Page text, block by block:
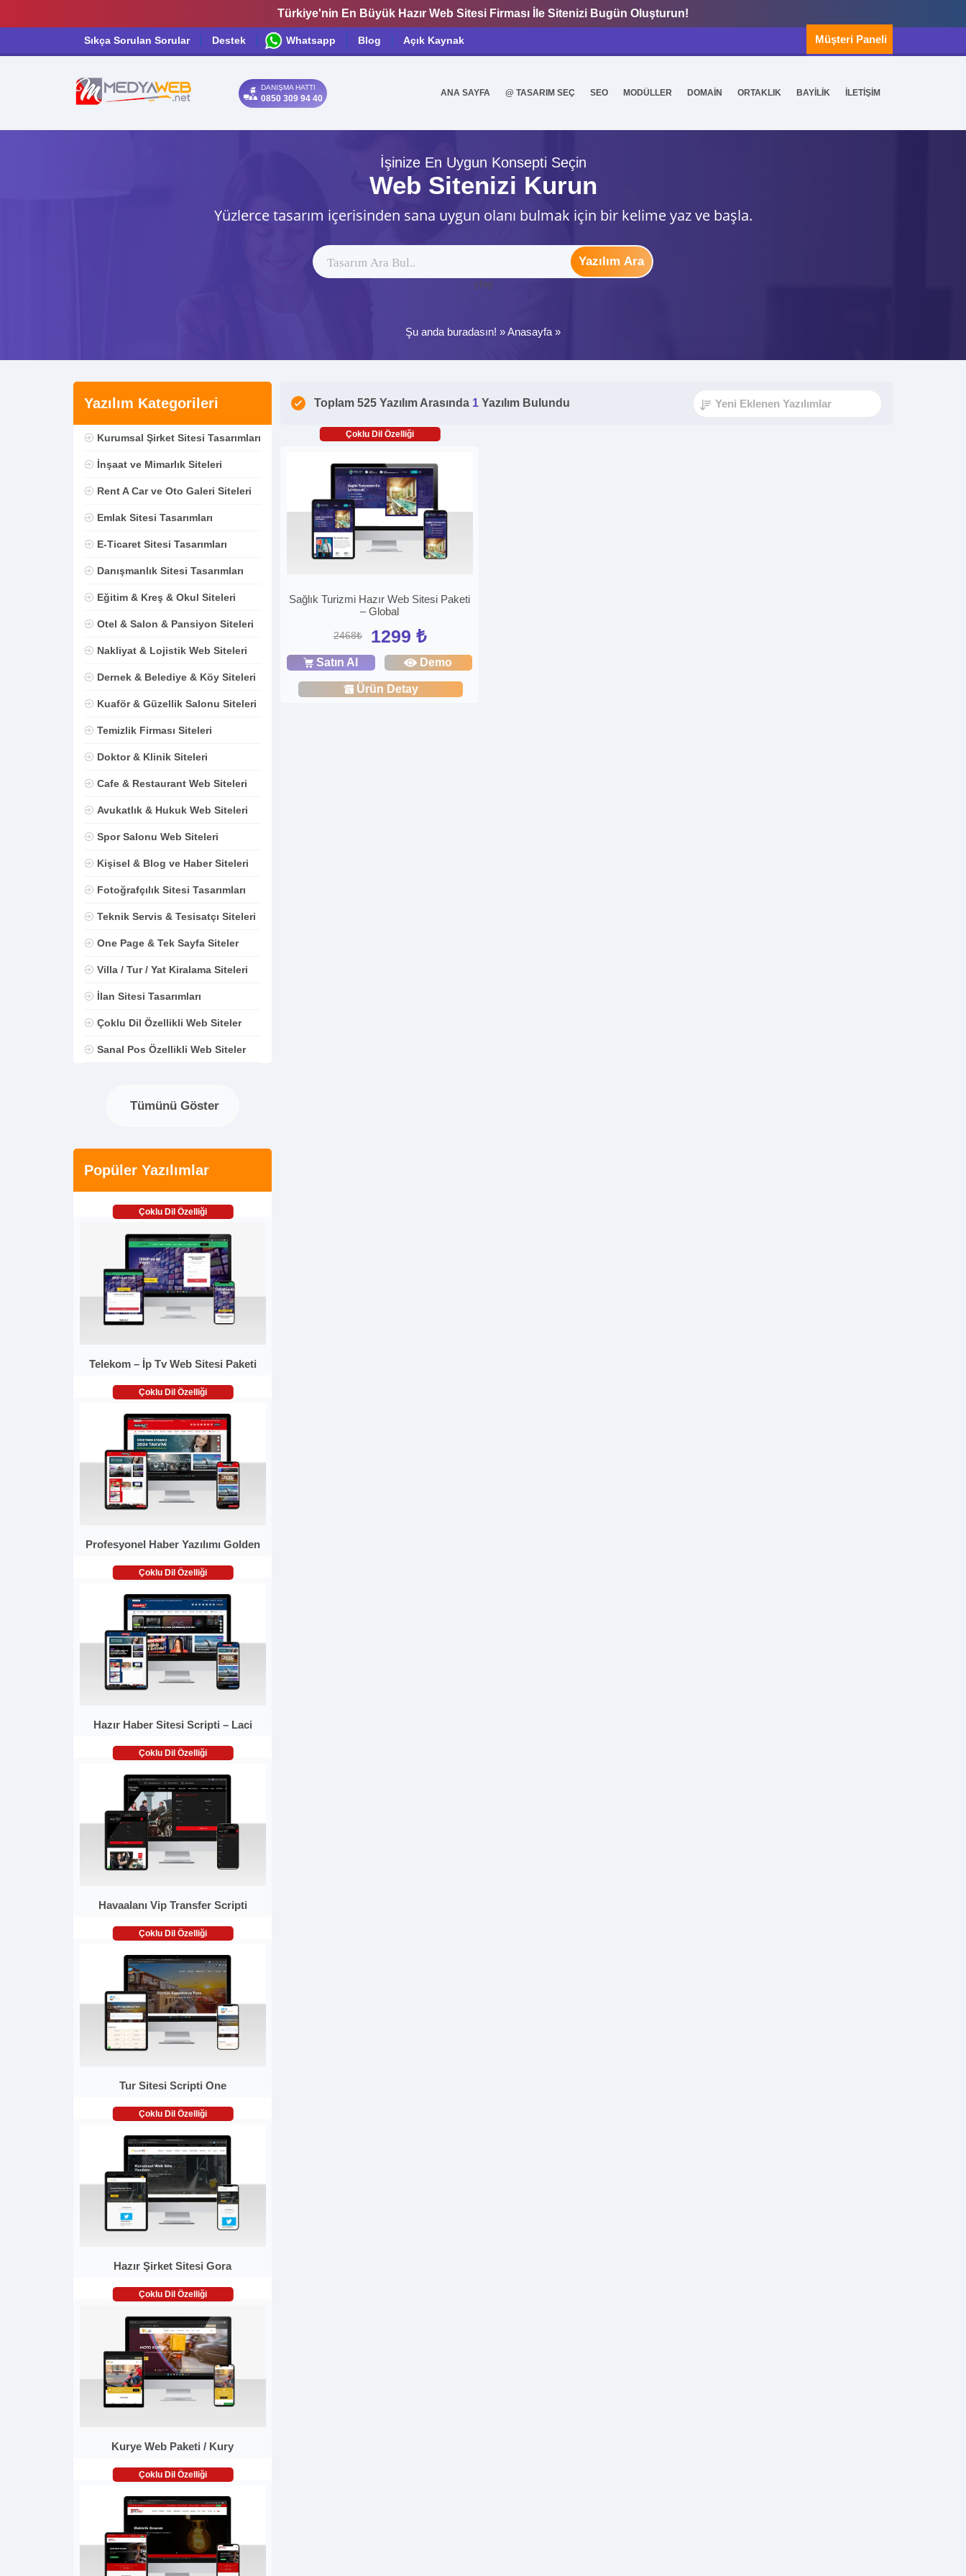
Türkiye'nin En Büyük Hazır Web Sitesi Firması İle Sitenizi Bugün Oluşturun!
Sıkça Sorulan Sorular Destek Whatsapp Blog Açık Kaynak Müşteri Paneli
DANIŞMA HATTI
0850 309 94 40
ANA SAYFA @ TASARIM SEÇ SEO MODÜLLER DOMAİN ORTAKLIK BAYİLİK İLETİŞİM
İşinize En Uygun Konsepti Seçin
Web Sitenizi Kurun
Yüzlerce tasarım içerisinden sana uygun olanı bulmak için bir kelime yaz ve başla.
Yazılım Ara
ytag
Şu anda buradasın! »Anasayfa »
Yazılım Kategorileri
Kurumsal Şirket Sitesi Tasarımları
İnşaat ve Mimarlık Siteleri
Rent A Car ve Oto Galeri Siteleri
Emlak Sitesi Tasarımları
E-Ticaret Sitesi Tasarımları
Danışmanlık Sitesi Tasarımları
Eğitim & Kreş & Okul Siteleri
Otel & Salon & Pansiyon Siteleri
Nakliyat & Lojistik Web Siteleri
Dernek & Belediye & Köy Siteleri
Kuaför & Güzellik Salonu Siteleri
Temizlik Firması Siteleri
Doktor & Klinik Siteleri
Cafe & Restaurant Web Siteleri
Avukatlık & Hukuk Web Siteleri
Spor Salonu Web Siteleri
Kişisel & Blog ve Haber Siteleri
Fotoğrafçılık Sitesi Tasarımları
Teknik Servis & Tesisatçı Siteleri
One Page & Tek Sayfa Siteler
Villa / Tur / Yat Kiralama Siteleri
İlan Sitesi Tasarımları
Çoklu Dil Özellikli Web Siteler
Sanal Pos Özellikli Web Siteler
Tümünü Göster
Popüler Yazılımlar
Çoklu Dil Özelliği
Telekom – İp Tv Web Sitesi Paketi
Çoklu Dil Özelliği
Profesyonel Haber Yazılımı Golden
Çoklu Dil Özelliği
Hazır Haber Sitesi Scripti – Laci
Çoklu Dil Özelliği
Havaalanı Vip Transfer Scripti
Çoklu Dil Özelliği
Tur Sitesi Scripti One
Çoklu Dil Özelliği
Hazır Şirket Sitesi Gora
Çoklu Dil Özelliği
Kurye Web Paketi / Kury
Çoklu Dil Özelliği
Toplam 525 Yazılım Arasında 1 Yazılım Bulundu
Çoklu Dil Özelliği
Sağlık Turizmi Hazır Web Sitesi Paketi
– Global
2468₺ 1299 ₺
Satın Al Demo
Ürün Detay